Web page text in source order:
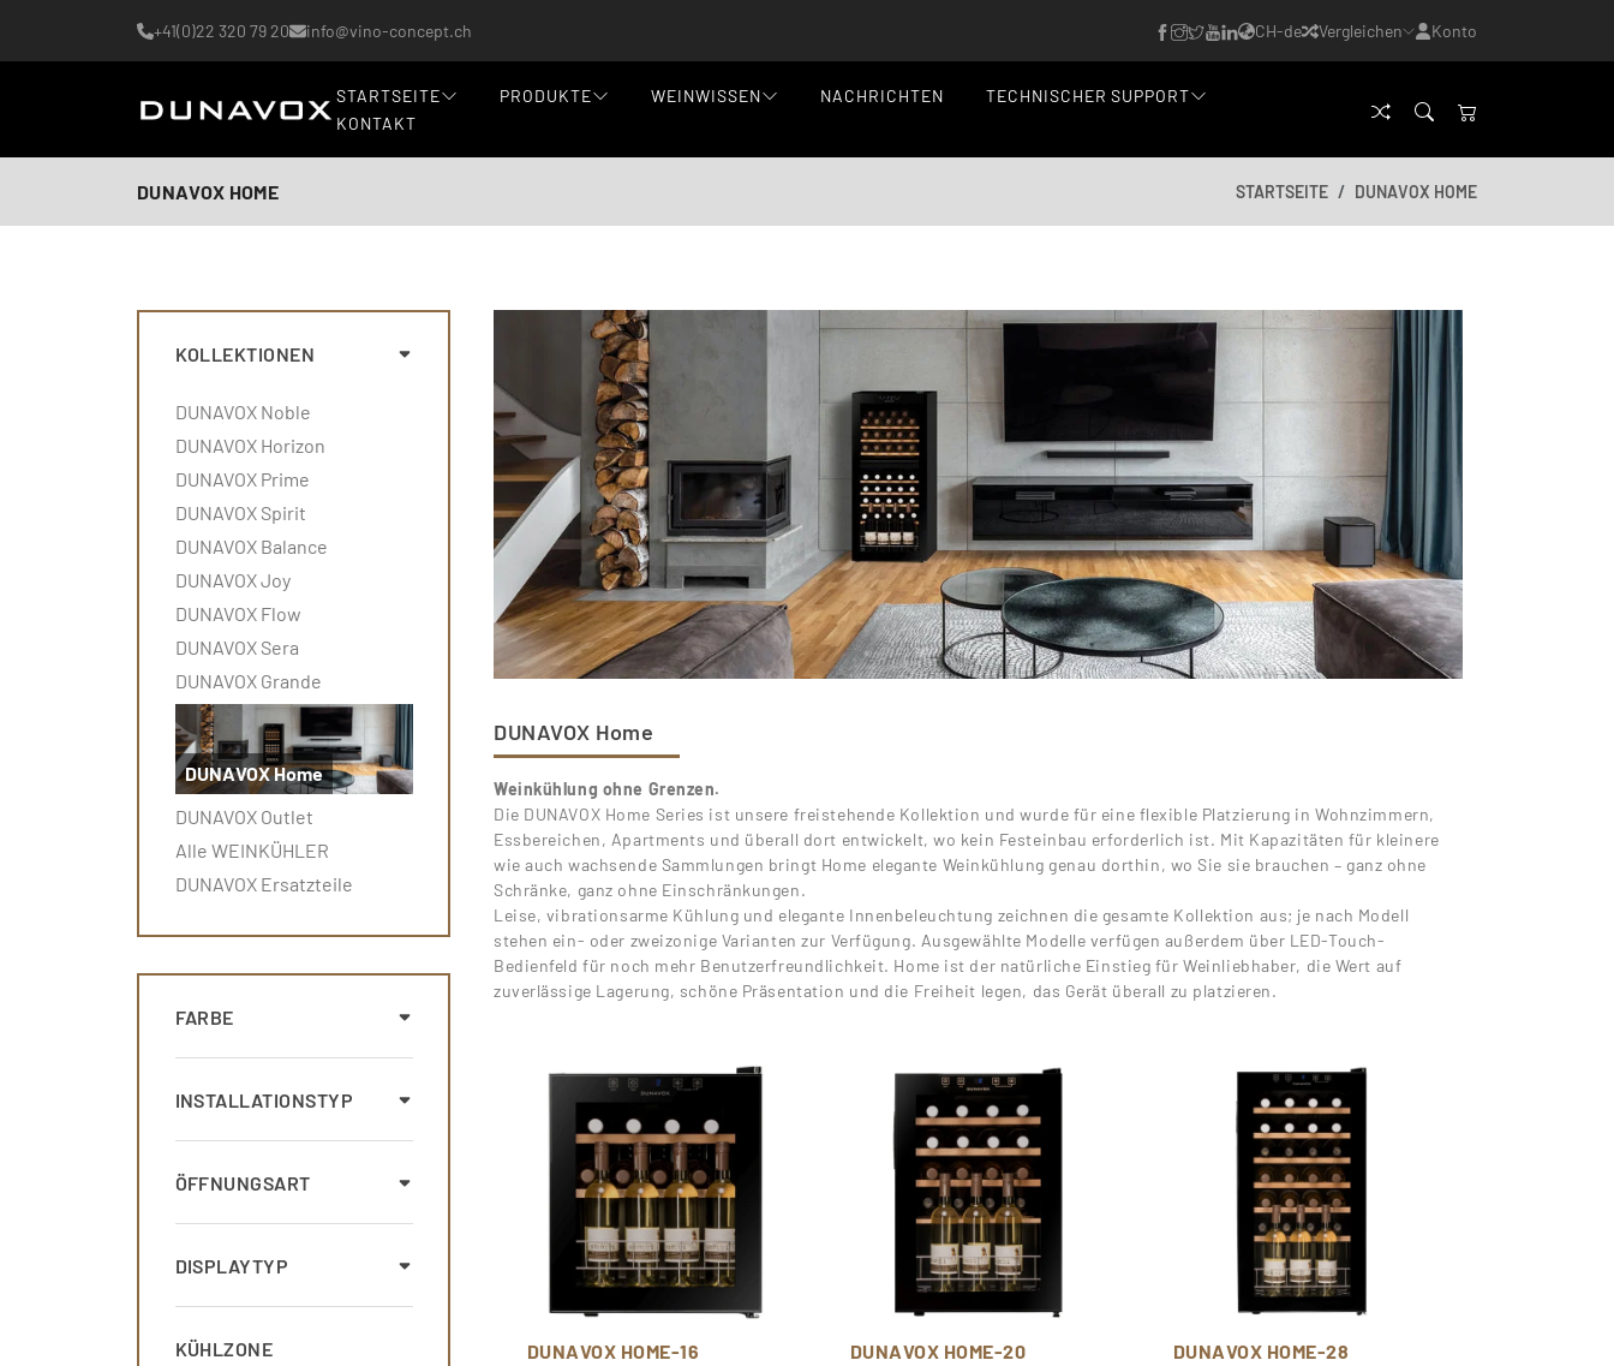
+41(0)22 320 79 20 info@vino-concept.ch CH-de Vergleichen Konto
STARTSEITE PRODUKTE WEINWISSEN NACHRICHTEN
TECHNISCHER SUPPORT
KONTAKT
DUNAVOX HOME STARTSEITE DUNAVOX HOME
KOLLEKTIONEN
DUNAVOX Noble
DUNAVOX Horizon
DUNAVOX Prime
DUNAVOX Spirit
DUNAVOX Balance
DUNAVOX Joy
DUNAVOX Flow
DUNAVOX Sera
DUNAVOX Grande
DUNAVOX Home
DUNAVOX Outlet
Alle WEINKÜHLER
DUNAVOX Ersatzteile
FARBE
INSTALLATIONSTYP
ÖFFNUNGSART
DISPLAYTYP
KÜHLZONE
DUNAVOX Home
Weinkühlung ohne Grenzen.
Die DUNAVOX Home Series ist unsere freistehende Kollektion und wurde für eine flexible Platzierung in Wohnzimmern,
Essbereichen, Apartments und überall dort entwickelt, wo kein Festeinbau erforderlich ist. Mit Kapazitäten für kleinere
wie auch wachsende Sammlungen bringt Home elegante Weinkühlung genau dorthin, wo Sie sie brauchen – ganz ohne
Schränke, ganz ohne Einschränkungen.
Leise, vibrationsarme Kühlung und elegante Innenbeleuchtung zeichnen die gesamte Kollektion aus; je nach Modell
stehen ein- oder zweizonige Varianten zur Verfügung. Ausgewählte Modelle verfügen außerdem über LED-Touch-
Bedienfeld für noch mehr Benutzerfreundlichkeit. Home ist der natürliche Einstieg für Weinliebhaber, die Wert auf
zuverlässige Lagerung, schöne Präsentation und die Freiheit legen, das Gerät überall zu platzieren.
DUNAVOX HOME-16 DUNAVOX HOME-20 DUNAVOX HOME-28